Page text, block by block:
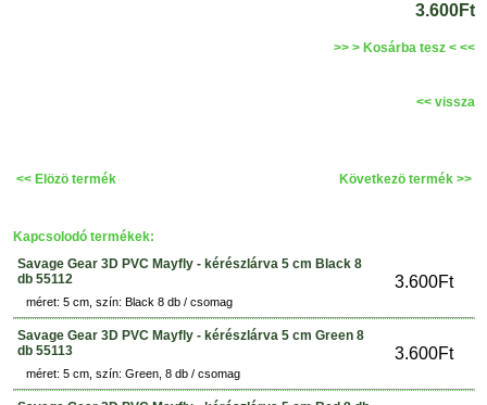
3.600Ft
>> > Kosárba tesz < <<
<< vissza
<< Elözö termék Következö termék >>
Kapcsolodó termékek:
Savage Gear 3D PVC Mayfly - kérészlárva 5 cm Black 8
db 55112
3.600Ft
méret: 5 cm, szín: Black 8 db / csomag
Savage Gear 3D PVC Mayfly - kérészlárva 5 cm Green 8
db 55113
3.600Ft
méret: 5 cm, szín: Green, 8 db / csomag